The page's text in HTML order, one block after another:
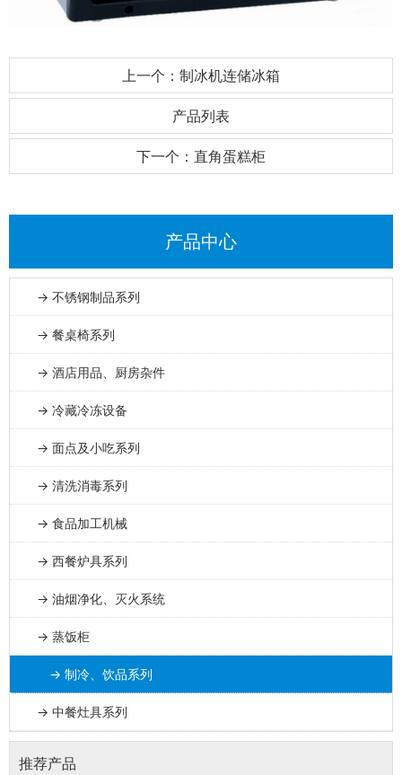
上一个：制冰机连储冰箱
产品列表
下一个：直角蛋糕柜
产品中心
→ 不锈钢制品系列
→ 餐桌椅系列
→ 酒店用品、厨房杂件
→ 冷藏冷冻设备
→ 面点及小吃系列
→ 清洗消毒系列
→ 食品加工机械
→ 西餐炉具系列
→ 油烟净化、灭火系统
→ 蒸饭柜
→ 制冷、饮品系列
→ 中餐灶具系列
推荐产品